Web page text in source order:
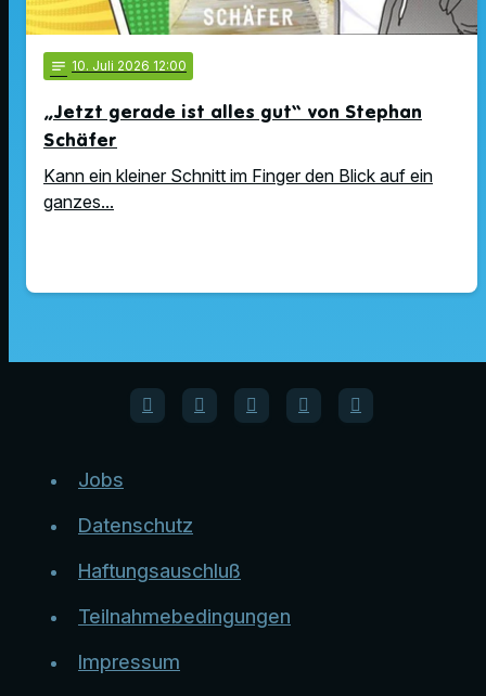
notes 10. Juli 2026 12:00
„Jetzt gerade ist alles gut“ von Stephan
Schäfer
Kann ein kleiner Schnitt im Finger den Blick auf ein
ganzes...
Jobs
Datenschutz
Haftungsauschluß
Teilnahmebedingungen
Impressum